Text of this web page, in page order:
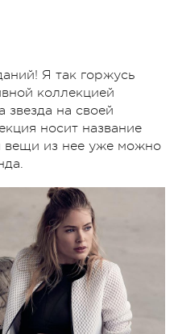
Я так горжусь
коллекцией
звезда на своей
носит название
вещи из нее уже можно